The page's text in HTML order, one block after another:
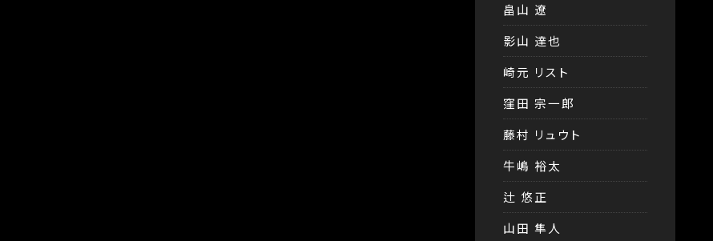
畠山 遼
影山 達也
崎元 リスト
窪田 宗一郎
藤村 リュウト
牛嶋 裕太
辻 悠正
山田 隼人